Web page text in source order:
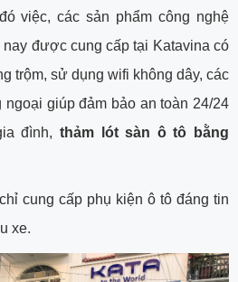
việc, các sản phẩm công nghệ
được cung cấp tại Katavina có
trộm, sử dụng wifi không dây, các
ngoại giúp đảm bảo an toàn 24/24
đình,thảm lót sàn ô tô bằng
cung cấp phụ kiện ô tô đáng tin
xe.